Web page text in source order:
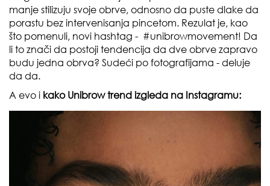
manje stilizuju svoje obrve, odnosno da puste dlake da
porastu bez intervenisanja pincetom. Rezulat je, kao
što pomenuli, novi hashtag - #unibrowmovement! Da
li to znači da postoji tendencija da dve obrve zapravo
budu jedna obrva? Sudeći po fotografijama - deluje
da da.
A evo i kako Unibrow trend izgleda na Instagramu: